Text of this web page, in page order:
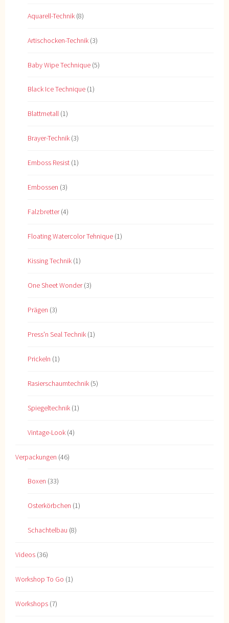
Aquarell-Technik (8)
Artischocken-Technik (3)
Baby Wipe Technique (5)
Black Ice Technique (1)
Blattmetall (1)
Brayer-Technik (3)
Emboss Resist (1)
Embossen (3)
Falzbretter(4)
Floating Watercolor Tehnique (1)
Kissing Technik (1)
One Sheet Wonder(3)
Prägen (3)
Press'n Seal Technik (1)
Prickeln (1)
Rasierschaumtechnik (5)
Spiegeltechnik (1)
Vintage-Look (4)
Verpackungen (46)
Boxen (33)
Osterkörbchen (1)
Schachtelbau (8)
Videos (36)
Workshop To Go (1)
Workshops (7)